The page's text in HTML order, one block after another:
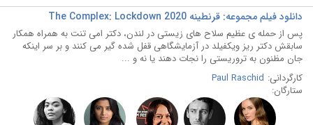
دانلود فیلم مجموعه: قرنطینه The Complex: Lockdown 2020
پس از حمله ی عظیم سلاح های زیستی در لندن، دکتر امی تنت به همراه همکار
سابقش دکتر ریز ویکفیلد در آزمایشگاهی قفل شده گیر می کنند و بر سر اینکه
جان مظنون به تروریستی را نجات دهند یا نه و ...
کارگردانی: Paul Raschid
ستارگان: